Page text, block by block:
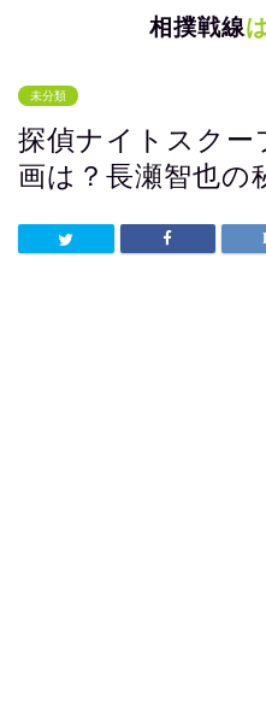
相撲戦線
未分類
探偵ナイトスクー
画は？長瀬智也の